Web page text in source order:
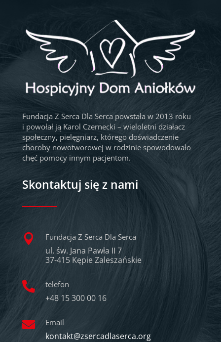
Fundacja Z Serca Dla Serca powstała w 2013 roku
i powołał ją Karol Czernecki – wieloletni działacz
społeczny, pielęgniarz, którego doświadczenie
choroby nowotworowej w rodzinie spowodowało
chęć pomocy innym pacjentom.
Skontaktuj się z nami
 Fundacja Z Serca Dla Serca
ul. św. Jana Pawła II 7
37-415 Kępie Zaleszańskie
 telefon
+48 15 300 00 16
 Email
kontakt@zsercadlaserca.org